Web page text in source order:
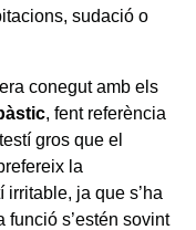
sudació o
conegut amb els
, fent referència
gros que el
la
ja que s’ha
funció s’estén sovint